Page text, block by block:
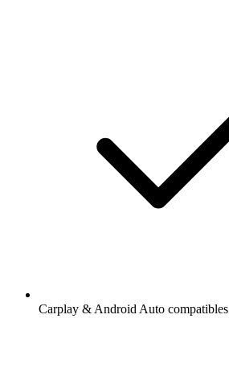
Carplay & Android Auto compatibles